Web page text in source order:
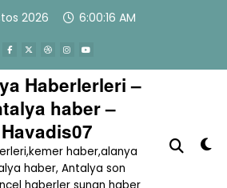
2026 6:00:16 AM
Haberlerleri –
haber –
Havadis07
haber,alanya
haber, Antalya son